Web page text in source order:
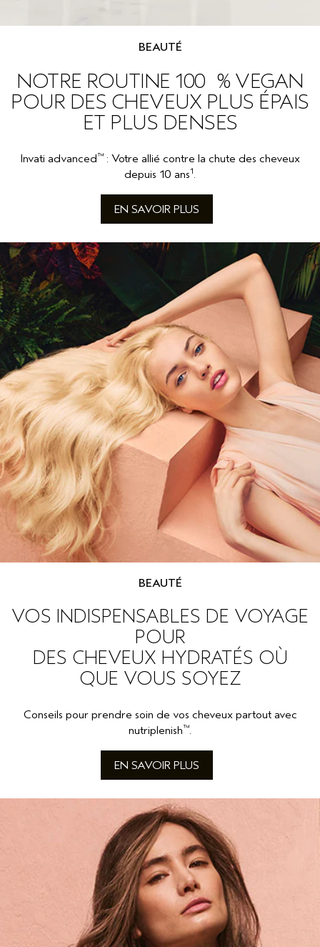
BEAUTÉ
NOTRE ROUTINE 100 % VEGAN
POUR DES CHEVEUX PLUS ÉPAIS
ET PLUS DENSES
Invati advanced™: Votre allié contre la chute des cheveux
depuis 10 ans1.
EN SAVOIR PLUS
BEAUTÉ
VOS INDISPENSABLES DE VOYAGE
POUR
DES CHEVEUX HYDRATÉS OÙ
QUE VOUS SOYEZ
Conseils pour prendre soin de vos cheveux partout avec
nutriplenish™.
EN SAVOIR PLUS